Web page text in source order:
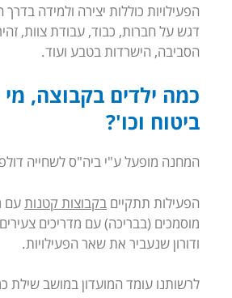
הפעילויות כוללות יצירה ולמידה בדרך
דגש על חברות, כבוד, עבודת צוות,
הסביבה, הישרדות בטבע ועוד.
כמה ילדים בקבוצה,
ביטוח וכו'?
המחנה מופעל ע"י ביה"ס לשחייה
הפעילות תתקיים בקבוצות קטנות עם
מוסמכים (בבריכה) עם מדריכים צעירים
ודורון שנעביר את שאר הפעילויות.
לרשותנו עומד המועדון במושב שילת